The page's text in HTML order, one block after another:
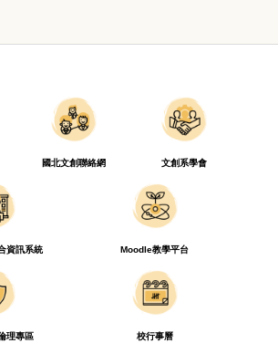
國北文創聯絡網 文創系學會
資訊系統 Moodle教學平台
理專區 校行事曆